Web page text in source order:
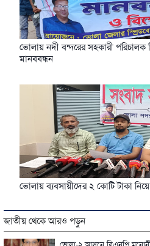
ভোলায় নদী বন্দরের সহকারী পরিচালক
মানববন্ধন
ভোলায় ব‌্যবসায়ী‌দের ২ কো‌টি টাকা
জাতীয় থেকে আরও পড়ুন